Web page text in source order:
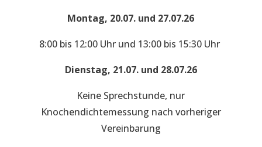
Montag, 20.07. und 27.07.26
8:00 bis 12:00 Uhr und 13:00 bis 15:30 Uhr
Dienstag, 21.07. und 28.07.26
Keine Sprechstunde, nur
Knochendichtemessung nach vorheriger
Vereinbarung